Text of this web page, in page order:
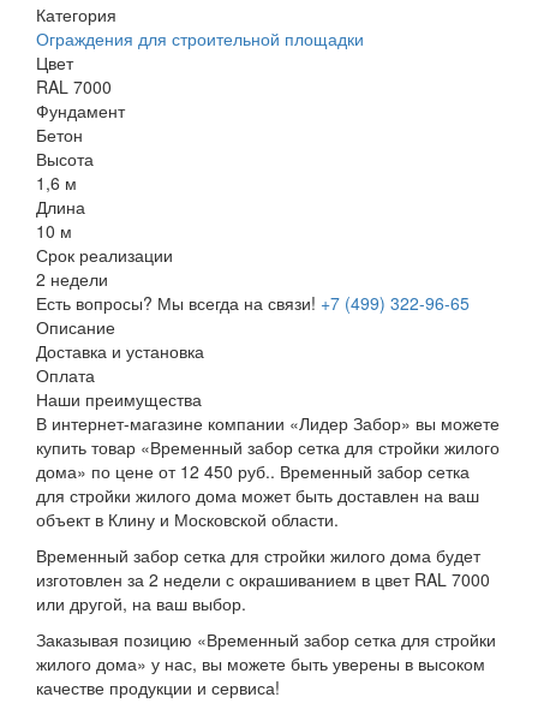
Категория
Ограждения для строительной площадки
Цвет
RAL 7000
Фундамент
Бетон
Высота
1,6 м
Длина
10 м
Срок реализации
2 недели
Есть вопросы? Мы всегда на связи! +7 (499) 322-96-65
Описание
Доставка и установка
Оплата
Наши преимущества
В интернет-магазине компании «Лидер Забор» вы можете
купить товар «Временный забор сетка для стройки жилого
дома» по цене от 12 450 руб.. Временный забор сетка
для стройки жилого дома может быть доставлен на ваш
объект в Клину и Московской области.
Временный забор сетка для стройки жилого дома будет
изготовлен за 2 недели с окрашиванием в цвет RAL 7000
или другой, на ваш выбор.
Заказывая позицию «Временный забор сетка для стройки
жилого дома» у нас, вы можете быть уверены в высоком
качестве продукции и сервиса!